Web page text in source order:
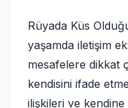
Rüyada Küs
yaşamda iletişim
mesafelere dikkat
kendisini ifade
ilişkileri ve kendine